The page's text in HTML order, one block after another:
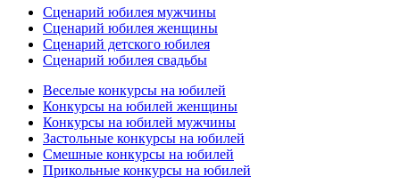
Сценарий юбилея мужчины
Сценарий юбилея женщины
Сценарий детского юбилея
Сценарий юбилея свадьбы
Веселые конкурсы на юбилей
Конкурсы на юбилей женщины
Конкурсы на юбилей мужчины
Застольные конкурсы на юбилей
Смешные конкурсы на юбилей
Прикольные конкурсы на юбилей